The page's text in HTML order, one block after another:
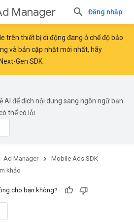
Manager Đăng nhập
trên thiết bị di động đang ở chế độ bảo
và bản cập nhật mới nhất, hãy
Gen SDK
AI để dịch nội dung sang ngôn ngữ bạn
thể có lỗi.
Ad Manager
Mobile Ads SDK
khảo
cho bạn không?